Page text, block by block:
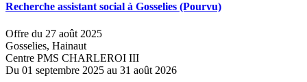
Recherche assistant social à Gosselies (Pourvu)
Offre du 27 août 2025
Gosselies, Hainaut
Centre PMS CHARLEROI III
Du 01 septembre 2025 au 31 août 2026